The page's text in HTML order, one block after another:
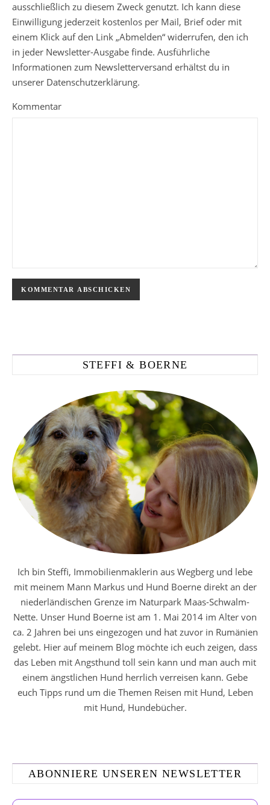
ausschließlich zu diesem Zweck genutzt. Ich kann diese
Einwilligung jederzeit kostenlos per Mail, Brief oder mit
einem Klick auf den Link „Abmelden“ widerrufen, den ich
in jeder Newsletter-Ausgabe finde. Ausführliche
Informationen zum Newsletterversand erhältst du in
unserer Datenschutzerklärung.
Kommentar
STEFFI & BOERNE
Ich bin Steffi, Immobilienmaklerin aus Wegberg und lebe
mit meinem Mann Markus und Hund Boerne direkt an der
niederländischen Grenze im Naturpark Maas-Schwalm-
Nette. Unser Hund Boerne ist am 1. Mai 2014 im Alter von
ca. 2 Jahren bei uns eingezogen und hat zuvor in Rumänien
gelebt. Hier auf meinem Blog möchte ich euch zeigen, dass
das Leben mit Angsthund toll sein kann und man auch mit
einem ängstlichen Hund herrlich verreisen kann. Gebe
euch Tipps rund um die Themen Reisen mit Hund, Leben
mit Hund, Hundebücher.
ABONNIERE UNSEREN NEWSLETTER